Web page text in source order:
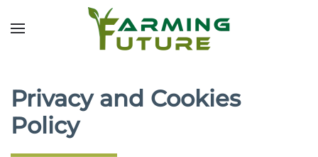
Privacy and Cookies
Policy